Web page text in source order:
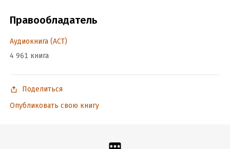
Год издания:2020
ISBN (EAN): 9785171177171
Правообладатель
Аудиокнига (АСТ)
4 961 книга
Поделиться
Опубликовать свою книгу